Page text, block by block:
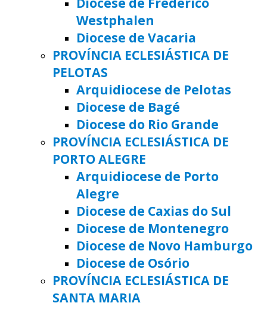
Westphalen
Diocese de Vacaria
PROVÍNCIA ECLESIÁSTICA DE
PELOTAS
Arquidiocese de Pelotas
Diocese de Bagé
Diocese do Rio Grande
PROVÍNCIA ECLESIÁSTICA DE
PORTO ALEGRE
Arquidiocese de Porto
Alegre
Diocese de Caxias do Sul
Diocese de Montenegro
Diocese de Novo Hamburgo
Diocese de Osório
PROVÍNCIA ECLESIÁSTICA DE
SANTA MARIA